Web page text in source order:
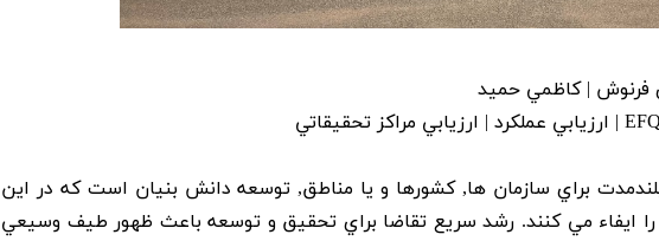
فرنوش | کاظمي حميد
براي سازمان ها, کشورها و يا مناطق, توسعه دانش بنيان است که در اين
ايفاء مي کنند. رشد سريع تقاضا براي تحقيق و توسعه باعث ظهور طيف وسيعي